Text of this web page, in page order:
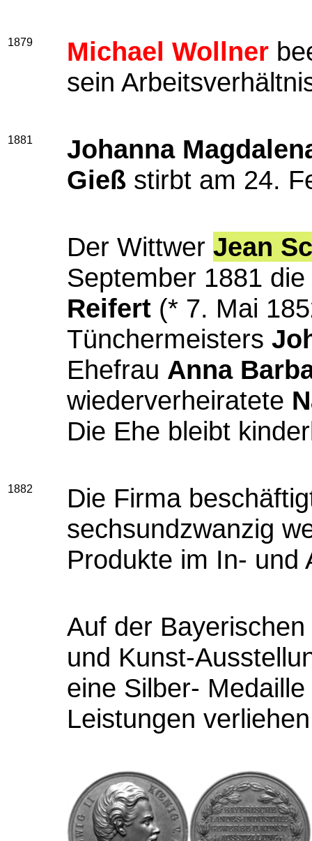
1879 Michael Wollner
sein
1881
Johanna
Gieß stirbt am 24.
Der Wittwer Jean
September 1881 die
Reifert (* 7. Mai
Tünchermeisters
Ehefrau Anna
wiederverheiratete
Die Ehe bleibt
1882
Die Firma
sechsundzwanzig
Produkte im In- und
Auf der
und Kunst-
eine Silber-
Leistungen